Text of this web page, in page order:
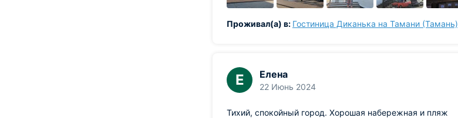
Проживал(а) в: Гостиница Диканька на Тамани (Тамань)
Е Елена
22 Июнь 2024
Тихий, спокойный город. Хорошая набережная и пляж